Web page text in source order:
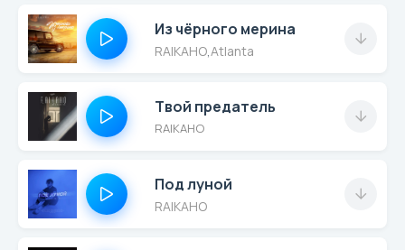
Из чёрного мерина
RAIKAHO Atlanta
Твой предатель
RAIKAHO
Под луной
RAIKAHO